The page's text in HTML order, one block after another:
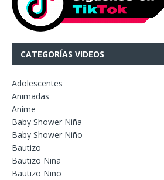
CATEGORÍAS VIDEOS
Adolescentes
Animadas
Anime
Baby Shower Niña
Baby Shower Niño
Bautizo
Bautizo Niña
Bautizo Niño